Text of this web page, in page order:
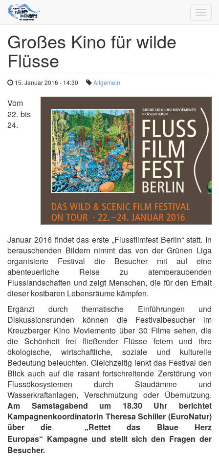
Direkt
zum
Inhalt
Großes Kino für wilde
Flüsse
15. Januar 2016 - 14:30 Allgemein
Vom
22. bis
24.
Januar 2016 findet das erste „Flussfilmfest Berlin“ statt. In
berauschenden Bildern nimmt das von der Grünen Liga
organisierte Festival die Besucher mit auf eine
abenteuerliche Reise zu atemberaubenden
Flusslandschaften und zeigt Menschen, die für den Erhalt
dieser kostbaren Lebensräume kämpfen.
Ergänzt durch thematische Einführungen und
Diskussionsrunden können die Festivalbesucher im
Kreuzberger Kino Moviemento über 30 Filme sehen, die
die Schönheit frei fließender Flüsse feiern und ihre
ökologische, wirtschaftliche, soziale und kulturelle
Bedeutung beleuchten. Gleichzeitig lenkt das Festival den
Blick auch auf die rasant fortschreitende Zerstörung von
Flussökosystemen durch Staudämme und
Wasserkraftanlagen, Verschmutzung oder Übernutzung.
Am Samstagabend um 18.30 Uhr berichtet
Kampagnenkoordinatorin Theresa Schiller (EuroNatur)
über die „Rettet das Blaue Herz
Europas“ Kampagne und stellt sich den Fragen der
Besucher.